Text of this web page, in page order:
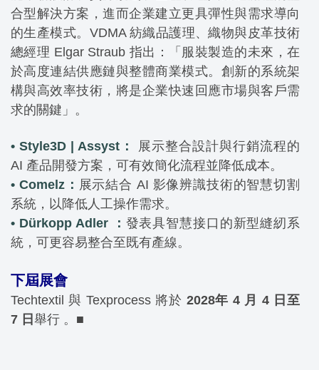
合型解決方案，進而企業建立更具彈性與需求導向
的生產模式。VDMA 紡織品護理、織物與皮革技術
總經理 Elgar Straub 指出：「服裝製造的未來，在
於高度連結供應鏈與整體商業模式。創新的系統架
構與高效率技術，將是企業快速回應市場與客戶需
求的關鍵」。
• Style3D | Assyst：
展示整合設計與行銷流程的
AI 產品開發方案，可有效簡化流程並降低成本。
• Comelz： 展示結合 AI 影像辨識技術的智慧切割
系統，以降低人工操作需求。
• Dürkopp Adler
： 發表具智慧接口的新型縫紉系
統，可更容易整合至既有產線。
下屆展會
Techtextil 與 Texprocess 將於 2028年 4 月 4 日至
7 日 舉行 。 ■